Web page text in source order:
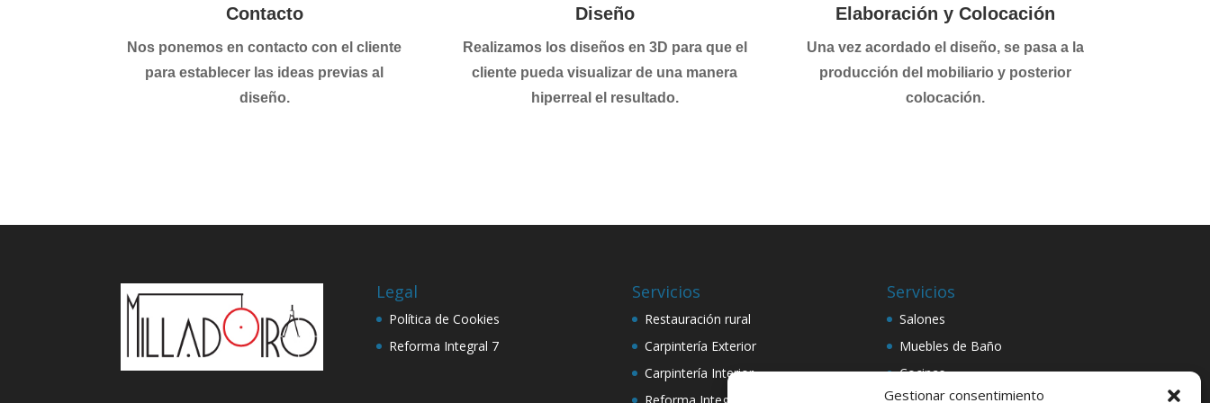
Gestionar consentimiento
Contacto
Nos ponemos en contacto con el cliente
para establecer las ideas previas al
diseño.
Diseño
Realizamos los diseños en 3D para que el
cliente pueda visualizar de una manera
hiperreal el resultado.
Elaboración y Colocación
Una vez acordado el diseño, se pasa a la
producción del mobiliario y posterior
colocación.
Legal
Política de Cookies
Reforma Integral 7
Servicios
Restauración rural
Carpintería Exterior
Carpintería Interior
Servicios
Salones
Muebles de Baño
Cocinas